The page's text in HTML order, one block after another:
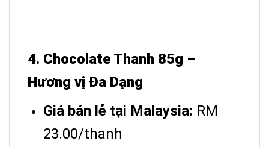
4. Chocolate Thanh 85g –
Hương vị Đa Dạng
Giá bán lẻ tại Malaysia: RM
23.00/thanh